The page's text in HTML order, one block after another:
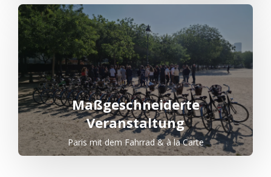
Maßgeschneiderte
Veranstaltung
Paris mit dem Fahrrad & à la Carte